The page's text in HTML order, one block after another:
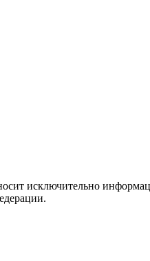
исключительно